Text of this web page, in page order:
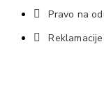
Pravo na
Reklamacije